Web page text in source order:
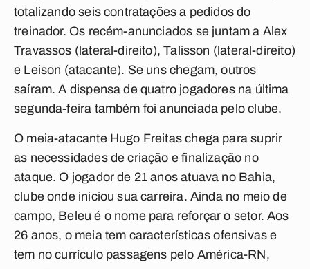
totalizando seis contratações a pedidos do
treinador. Os recém-anunciados se juntam a Alex
Travassos (lateral-direito), Talisson (lateral-direito)
e Leison (atacante). Se uns chegam, outros
saíram. A dispensa de quatro jogadores na última
segunda-feira também foi anunciada pelo clube.
O meia-atacante Hugo Freitas chega para suprir
as necessidades de criação e finalização no
ataque. O jogador de 21 anos atuava no Bahia,
clube onde iniciou sua carreira. Ainda no meio de
campo, Beleu é o nome para reforçar o setor. Aos
26 anos, o meia tem características ofensivas e
tem no currículo passagens pelo América-RN,